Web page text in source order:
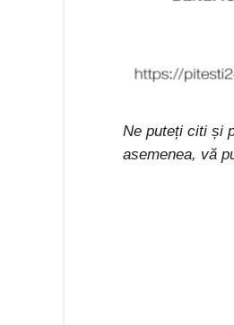
Ne puteți citi și
asemenea, vă